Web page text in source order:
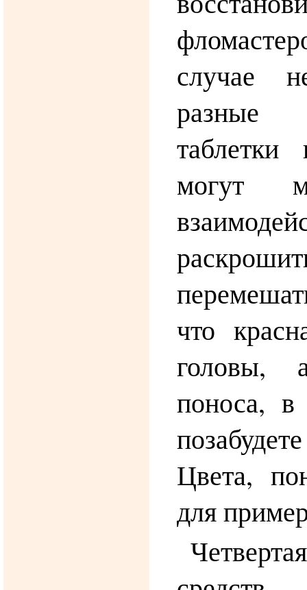
случае
разные
могут
что
головы,
поноса,
Цвета,
для